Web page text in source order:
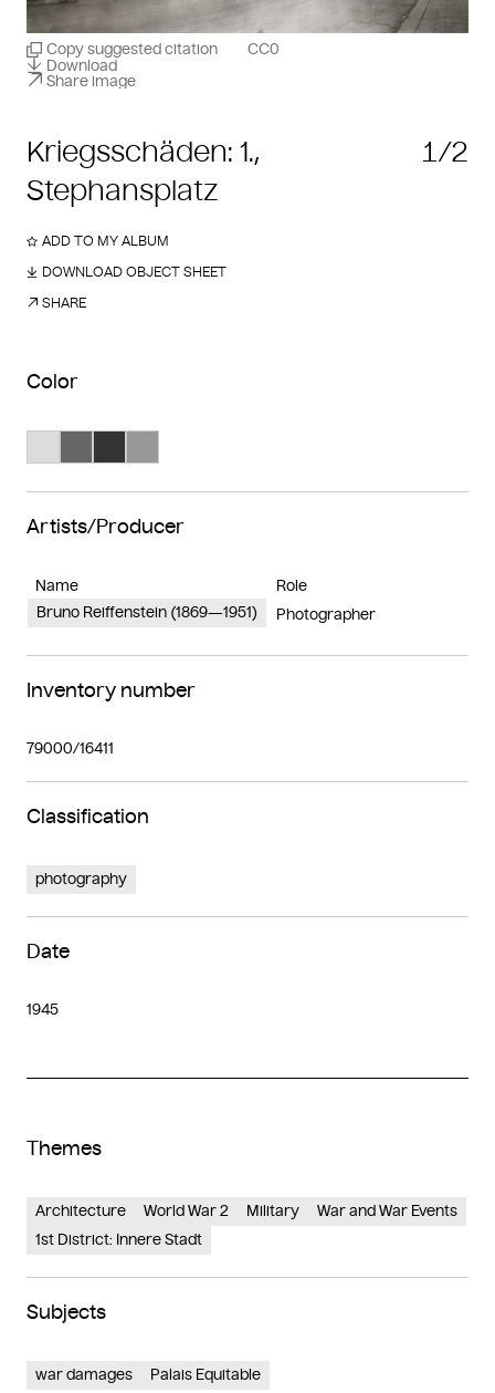
Kriegsschäden: 1.,
Stephansplatz
1/2
Copy suggested citation
Download
Share image
CC0
ADD TO MY ALBUM
DOWNLOAD OBJECT SHEET
SHARE
Color
Artists/Producer
Name
Role
Bruno Reiffenstein (1869—1951)
Photographer
Inventory number
79000/16411
Classification
photography
Date
1945
Themes
Architecture World War 2 Military
War and War Events
1st District: Innere Stadt
Subjects
war damages Palais Equitable